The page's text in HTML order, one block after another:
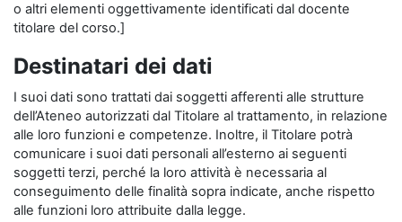
o altri elementi oggettivamente identificati dal docente
titolare del corso.]
Destinatari dei dati
I suoi dati sono trattati dai soggetti afferenti alle strutture
dell’Ateneo autorizzati dal Titolare al trattamento, in relazione
alle loro funzioni e competenze. Inoltre, il Titolare potrà
comunicare i suoi dati personali all’esterno ai seguenti
soggetti terzi, perché la loro attività è necessaria al
conseguimento delle finalità sopra indicate, anche rispetto
alle funzioni loro attribuite dalla legge.